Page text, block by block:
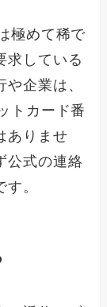
極めて稀で
求している
企業は、
トカード番
ありませ
公式の連絡
。